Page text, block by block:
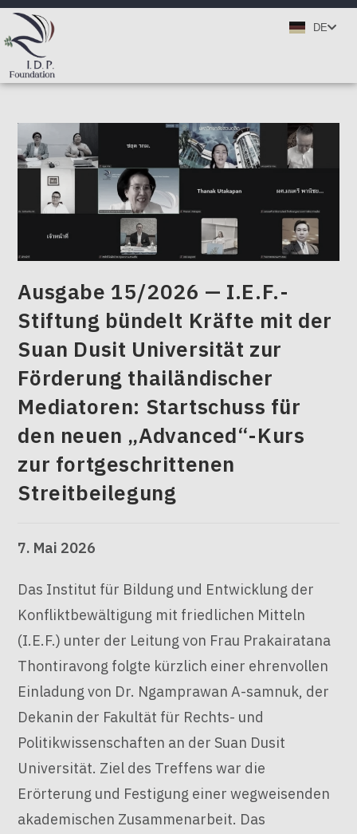
DE
TH
EN
Ausgabe 15/2026 — I.E.F.-
Stiftung bündelt Kräfte mit der
Suan Dusit Universität zur
Förderung thailändischer
Mediatoren: Startschuss für
den neuen „Advanced“-Kurs
zur fortgeschrittenen
Streitbeilegung
7. Mai 2026
Das Institut für Bildung und Entwicklung der
Konfliktbewältigung mit friedlichen Mitteln
(I.E.F.) unter der Leitung von Frau Prakairatana
Thontiravong folgte kürzlich einer ehrenvollen
Einladung von Dr. Ngamprawan A-samnuk, der
Dekanin der Fakultät für Rechts- und
Politikwissenschaften an der Suan Dusit
Universität. Ziel des Treffens war die
Erörterung und Festigung einer wegweisenden
akademischen Zusammenarbeit. Das